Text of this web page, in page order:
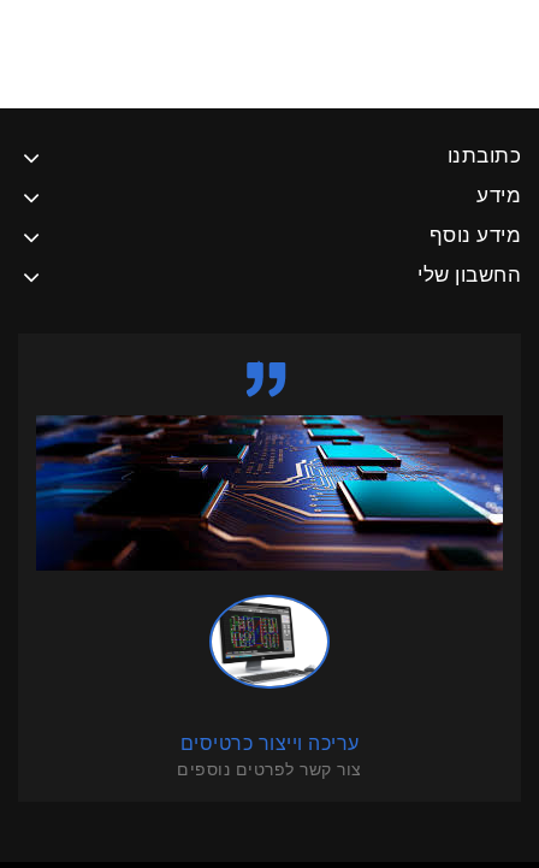
כתובתנו
מידע
מידע נוסף
החשבון שלי
עריכה וייצור כרטיסים
צור קשר לפרטים נוספים